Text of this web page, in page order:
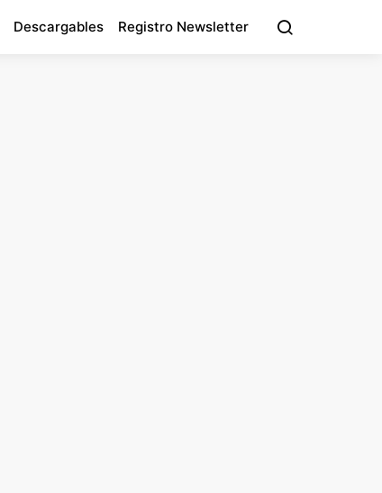
Descargables Registro Newsletter